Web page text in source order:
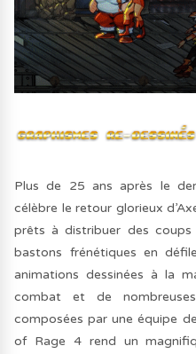
Plus de 25 ans après le
célèbre le retour glorieux
prêts à distribuer des
bastons frénétiques en
animations dessinées à la
combat et de
composées par une équipe
of Rage 4 rend un